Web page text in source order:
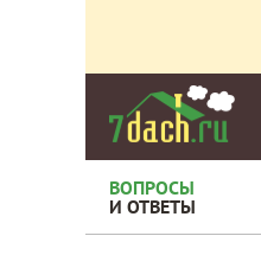
ВОПРОСЫ
И ОТВЕТЫ